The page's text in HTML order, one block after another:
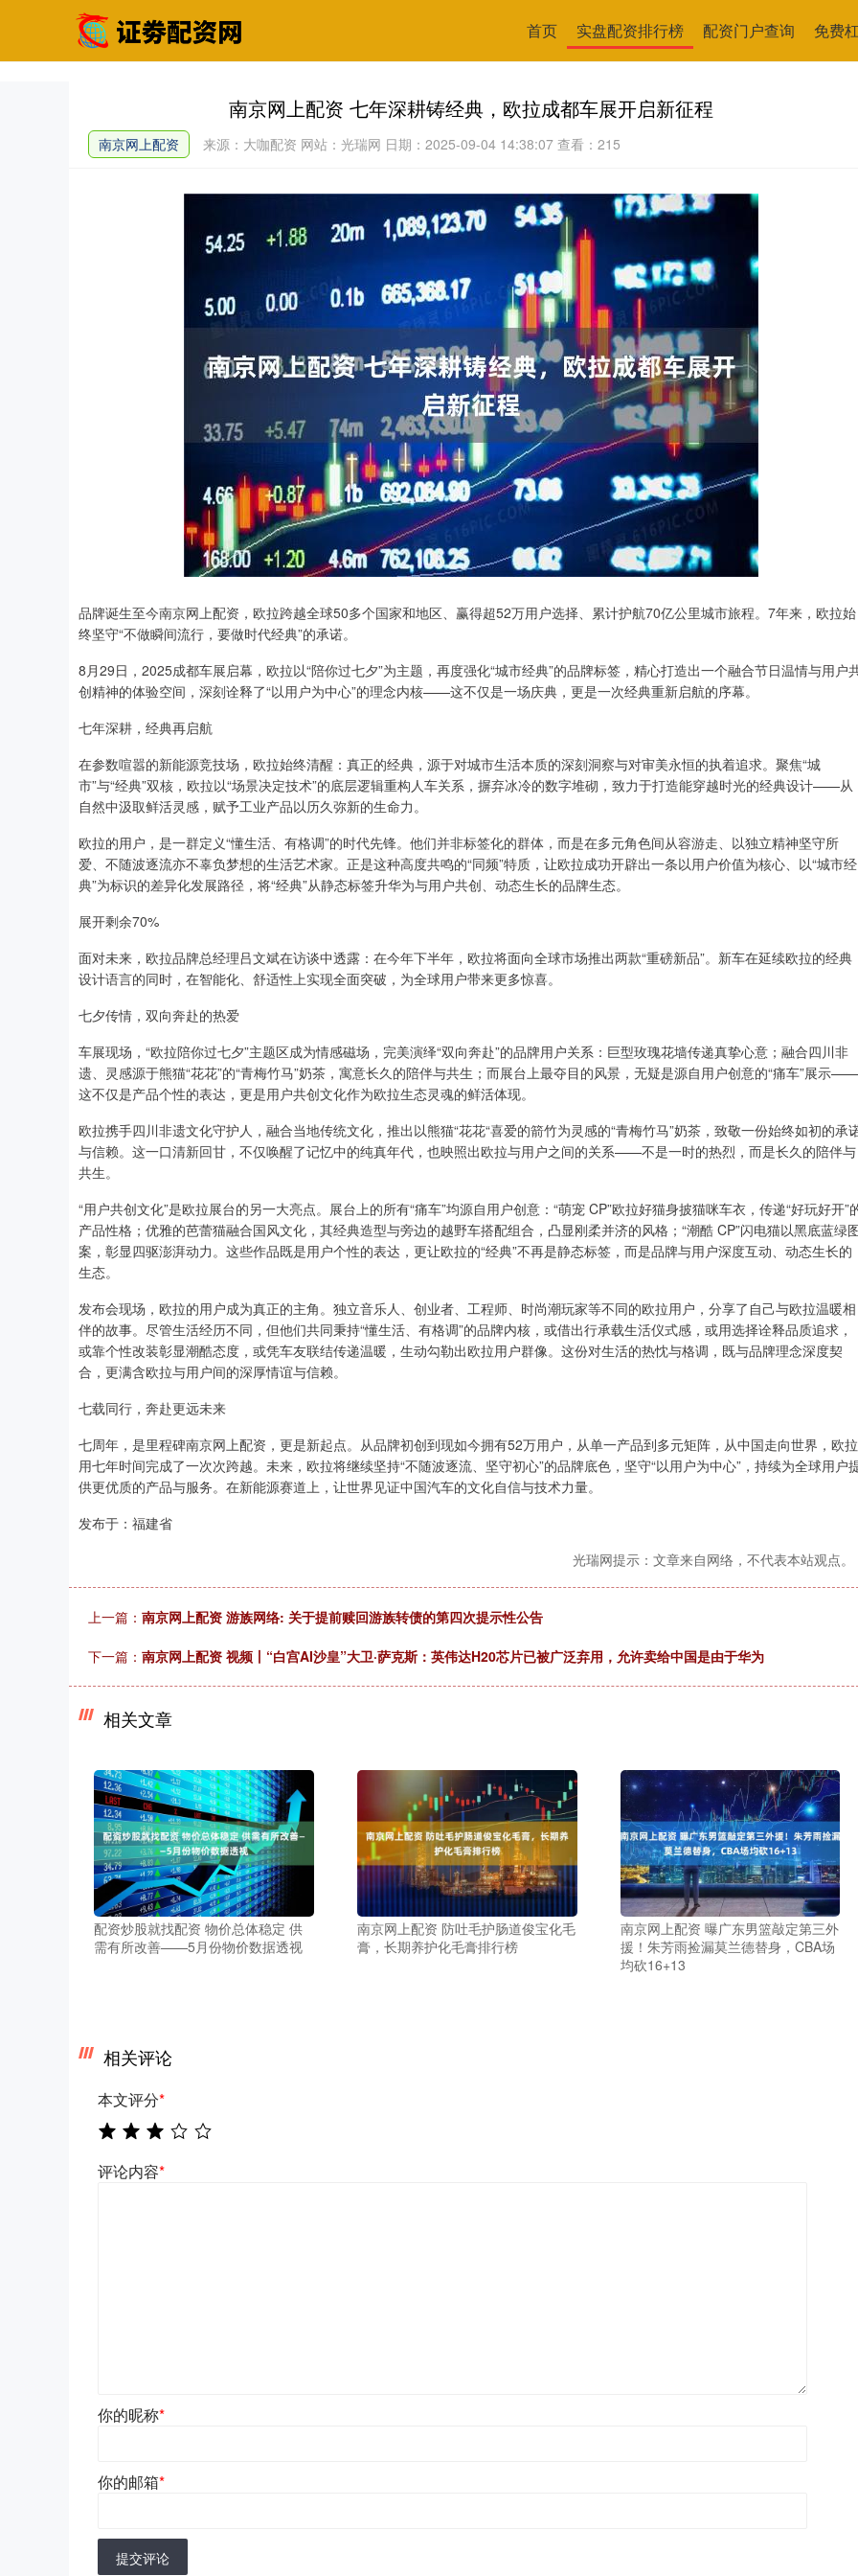
首页 实盘配资排行榜 配资门户查询 免费
南京网上配资 七年深耕铸经典，欧拉成都车展开启新征程
南京网上配资 来源：大咖配资 网站：光瑞网 日期：2025-09-04 14:38:07 查看：215
品牌诞生至今南京网上配资，欧拉跨越全球50多个国家和地区、赢得超52万用户选择、累计护航70亿公里城市旅程。7年来，欧拉始
终坚守“不做瞬间流行，要做时代经典”的承诺。
8月29日，2025成都车展启幕，欧拉以“陪你过七夕”为主题，再度强化“城市经典”的品牌标签，精心打造出一个融合节日温情与用户
创精神的体验空间，深刻诠释了“以用户为中心”的理念内核——这不仅是一场庆典，更是一次经典重新启航的序幕。
七年深耕，经典再启航
在参数喧嚣的新能源竞技场，欧拉始终清醒：真正的经典，源于对城市生活本质的深刻洞察与对审美永恒的执着追求。聚焦“城
市”与“经典”双核，欧拉以“场景决定技术”的底层逻辑重构人车关系，摒弃冰冷的数字堆砌，致力于打造能穿越时光的经典设计——从
自然中汲取鲜活灵感，赋予工业产品以历久弥新的生命力。
欧拉的用户，是一群定义“懂生活、有格调”的时代先锋。他们并非标签化的群体，而是在多元角色间从容游走、以独立精神坚守所
爱、不随波逐流亦不辜负梦想的生活艺术家。正是这种高度共鸣的“同频”特质，让欧拉成功开辟出一条以用户价值为核心、以“城市经
典”为标识的差异化发展路径，将“经典”从静态标签升华为与用户共创、动态生长的品牌生态。
展开剩余70%
面对未来，欧拉品牌总经理吕文斌在访谈中透露：在今年下半年，欧拉将面向全球市场推出两款“重磅新品”。新车在延续欧拉的经典
设计语言的同时，在智能化、舒适性上实现全面突破，为全球用户带来更多惊喜。
七夕传情，双向奔赴的热爱
车展现场，“欧拉陪你过七夕”主题区成为情感磁场，完美演绎“双向奔赴”的品牌用户关系：巨型玫瑰花墙传递真挚心意；融合四川非
遗、灵感源于熊猫“花花”的“青梅竹马”奶茶，寓意长久的陪伴与共生；而展台上最夺目的风景，无疑是源自用户创意的“痛车”展示——
这不仅是产品个性的表达，更是用户共创文化作为欧拉生态灵魂的鲜活体现。
欧拉携手四川非遗文化守护人，融合当地传统文化，推出以熊猫“花花“喜爱的箭竹为灵感的“青梅竹马”奶茶，致敬一份始终如初的承
与信赖。这一口清新回甘，不仅唤醒了记忆中的纯真年代，也映照出欧拉与用户之间的关系——不是一时的热烈，而是长久的陪伴与
共生。
“用户共创文化”是欧拉展台的另一大亮点。展台上的所有“痛车”均源自用户创意：“萌宠 CP”欧拉好猫身披猫咪车衣，传递“好玩好开”
产品性格；优雅的芭蕾猫融合国风文化，其经典造型与旁边的越野车搭配组合，凸显刚柔并济的风格；“潮酷 CP”闪电猫以黑底蓝绿
案，彰显四驱澎湃动力。这些作品既是用户个性的表达，更让欧拉的“经典”不再是静态标签，而是品牌与用户深度互动、动态生长的
生态。
发布会现场，欧拉的用户成为真正的主角。独立音乐人、创业者、工程师、时尚潮玩家等不同的欧拉用户，分享了自己与欧拉温暖相
伴的故事。尽管生活经历不同，但他们共同秉持“懂生活、有格调”的品牌内核，或借出行承载生活仪式感，或用选择诠释品质追求，
或靠个性改装彰显潮酷态度，或凭车友联结传递温暖，生动勾勒出欧拉用户群像。这份对生活的热忱与格调，既与品牌理念深度契
合，更满含欧拉与用户间的深厚情谊与信赖。
七载同行，奔赴更远未来
七周年，是里程碑南京网上配资，更是新起点。从品牌初创到现如今拥有52万用户，从单一产品到多元矩阵，从中国走向世界，欧拉
用七年时间完成了一次次跨越。未来，欧拉将继续坚持“不随波逐流、坚守初心”的品牌底色，坚守“以用户为中心”，持续为全球用户
供更优质的产品与服务。在新能源赛道上，让世界见证中国汽车的文化自信与技术力量。
发布于：福建省
光瑞网提示：文章来自网络，不代表本站观点。
上一篇： 南京网上配资 游族网络: 关于提前赎回游族转债的第四次提示性公告
下一篇： 南京网上配资 视频丨“白宫AI沙皇”大卫·萨克斯：英伟达H20芯片已被广泛弃用，允许卖给中国是由于华为
相关文章
配资炒股就找配资 物价总体稳定 供
需有所改善——5月份物价数据透视
南京网上配资 防吐毛护肠道俊宝化毛
膏，长期养护化毛膏排行榜
南京网上配资 曝广东男篮敲定第三外
援！朱芳雨捡漏莫兰德替身，CBA场
均砍16+13
相关评论
本文评分*
评论内容*
你的昵称*
你的邮箱*
提交评论